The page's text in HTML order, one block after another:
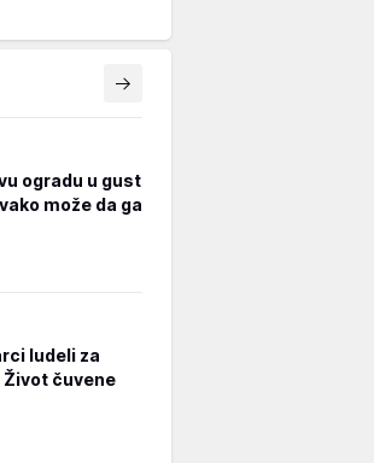
ogradu u gust
može da ga
ludeli za
Život čuvene